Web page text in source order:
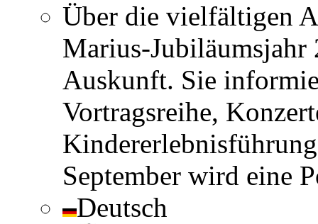
Über die vielfältigen
Marius-Jubiläumsjahr
Auskunft. Sie
Vortragsreihe,
September wird eine
Deutsch